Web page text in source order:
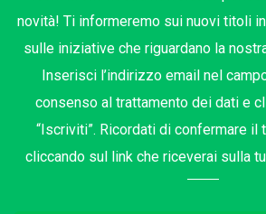
novità! Ti informeremo sui nuovi titoli
sulle iniziative che riguardano la
Inserisci l’indirizzo email nel
consenso al trattamento dei dati e
“Iscriviti”. Ricordati di confermare il
cliccando sul link che riceverai sulla